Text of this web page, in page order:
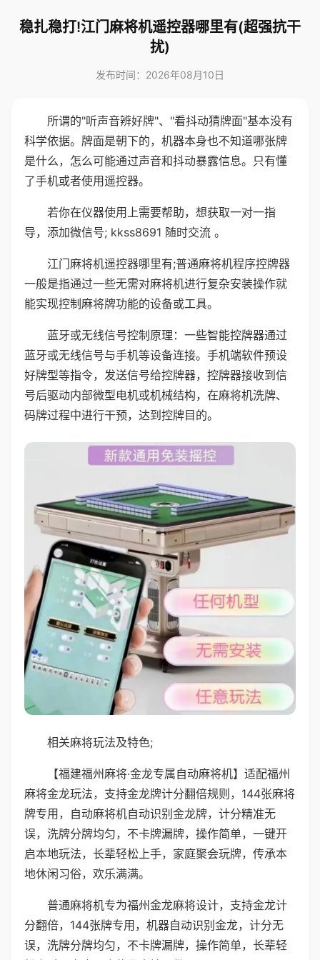
稳扎稳打!江门麻将机遥控器哪里有(超强抗干
扰)
发布时间：2026年08月10日
所谓的"听声音辨好牌"、"看抖动猜牌面"基本没有
科学依据。牌面是朝下的，机器本身也不知道哪张牌
是什么，怎么可能通过声音和抖动暴露信息。只有懂
了手机或者使用遥控器。
若你在仪器使用上需要帮助，想获取一对一指
导，添加微信号; kkss8691 随时交流 。
江门麻将机遥控器哪里有;普通麻将机程序控牌器
一般是指通过一些无需对麻将机进行复杂安装操作就
能实现控制麻将牌功能的设备或工具。
蓝牙或无线信号控制原理：一些智能控牌器通过
蓝牙或无线信号与手机等设备连接。手机端软件预设
好牌型等指令，发送信号给控牌器，控牌器接收到信
号后驱动内部微型电机或机械结构，在麻将机洗牌、
码牌过程中进行干预，达到控牌目的。
相关麻将玩法及特色;
【福建福州麻将·金龙专属自动麻将机】适配福州
麻将金龙玩法，支持金龙牌计分翻倍规则，144张麻将
牌专用，自动麻将机自动识别金龙牌，计分精准无
误，洗牌分牌均匀，不卡牌漏牌，操作简单，一键开
启本地玩法，长辈轻松上手，家庭聚会玩牌，传承本
地休闲习俗，欢乐满满。
普通麻将机专为福州金龙麻将设计，支持金龙计
分翻倍，144张牌专用，机器自动识别金龙，计分无
误，洗牌分牌均匀，不卡牌漏牌，操作简单，长辈轻